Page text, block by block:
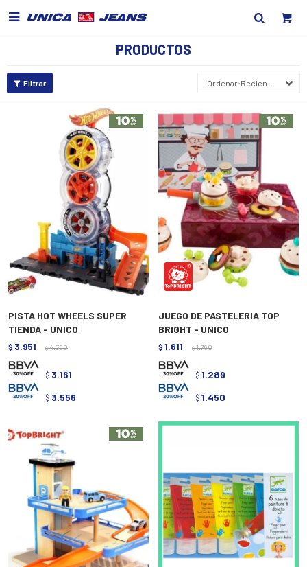

PRODUCTOS
Recientes
PISTA HOT WHEELS SUPER
TIENDA - UNICO
$ 3.951 $ 4.390
$ 3.161
$ 3.556
JUEGO DE PASTELERIA TOP
BRIGHT - UNICO
$ 1.611 $ 1.790
$ 1.289
$ 1.450